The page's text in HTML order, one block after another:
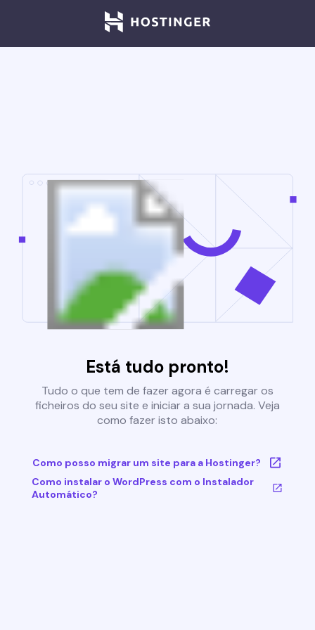
Está tudo pronto!
Tudo o que tem de fazer agora é carregar os
ficheiros do seu site e iniciar a sua jornada. Veja
como fazer isto abaixo:
Como posso migrar um site para a Hostinger?
Como instalar o WordPress com o Instalador
Automático?